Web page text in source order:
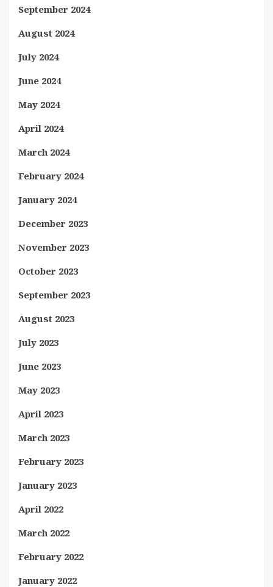
September 2024
August 2024
July 2024
June 2024
May 2024
April 2024
March 2024
February 2024
January 2024
December 2023
November 2023
October 2023
September 2023
August 2023
July 2023
June 2023
May 2023
April 2023
March 2023
February 2023
January 2023
April 2022
March 2022
February 2022
January 2022